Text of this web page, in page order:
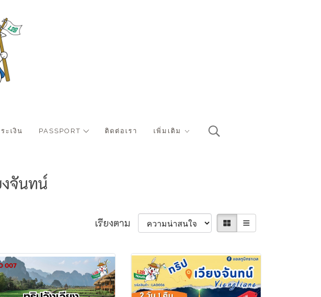
ะเงิน PASSPORT ติดต่อเรา เพิ่มเติม
งจันทน์
เรียงตาม